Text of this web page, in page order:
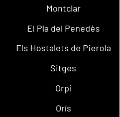
Montclar
El Pla del Penedès
Els Hostalets de Pierola
Sitges
Orpí
Orís